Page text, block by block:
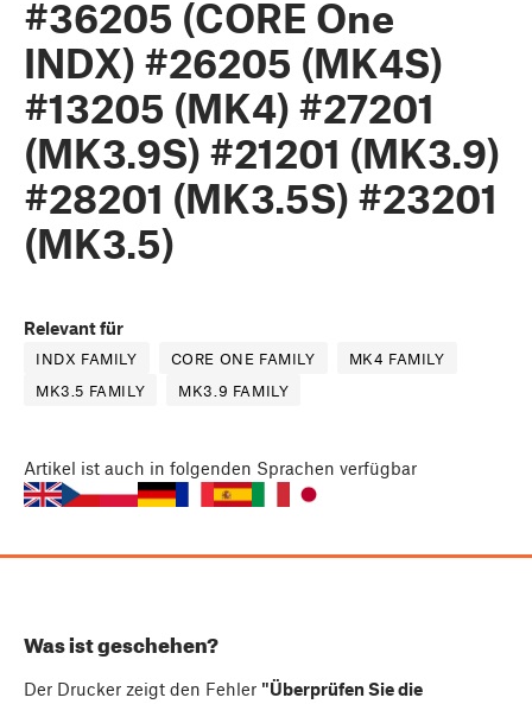
#36205 (CORE One
INDX) #26205 (MK4S)
#13205 (MK4) #27201
(MK3.9S) #21201 (MK3.9)
#28201 (MK3.5S) #23201
(MK3.5)
Relevant für
INDX FAMILY CORE ONE FAMILY
MK4 FAMILY
MK3.5 FAMILY
MK3.9 FAMILY
Artikel ist auch in folgenden Sprachen verfügbar
Was ist geschehen?
Der Drucker zeigt den Fehler "Überprüfen Sie die